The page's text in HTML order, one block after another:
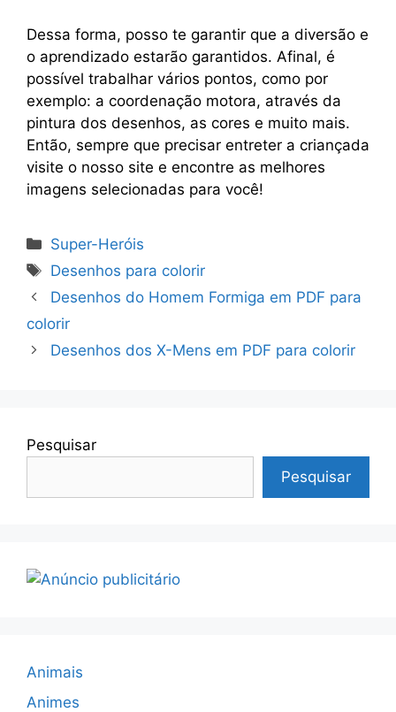
Dessa forma, posso te garantir que a diversão e
o aprendizado estarão garantidos. Afinal, é
possível trabalhar vários pontos, como por
exemplo: a coordenação motora, através da
pintura dos desenhos, as cores e muito mais.
Então, sempre que precisar entreter a criançada
visite o nosso site e encontre as melhores
imagens selecionadas para você!
Categorias
Super-Heróis
Tags
Desenhos para colorir
Desenhos do Homem Formiga em PDF para
colorir
Desenhos dos X-Mens em PDF para colorir
Pesquisar
Pesquisar
Animais
Animes